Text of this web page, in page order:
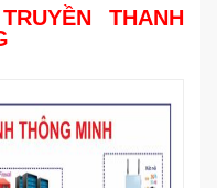
THANH